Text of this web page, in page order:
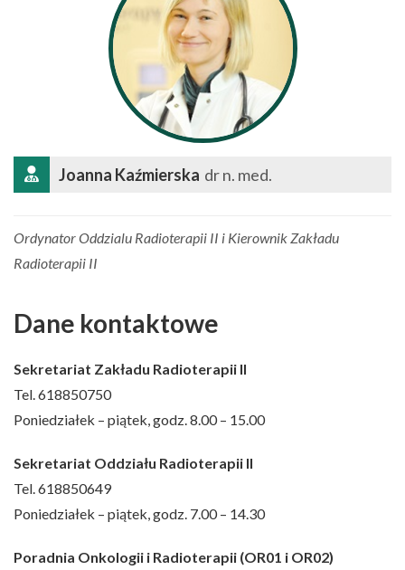
Joanna Kaźmierska dr n. med.
Ordynator Oddzialu Radioterapii II i Kierownik Zakładu
Radioterapii II
Dane kontaktowe
Sekretariat Zakładu Radioterapii II
Tel. 618850750
Poniedziałek – piątek, godz. 8.00 – 15.00
Sekretariat Oddziału Radioterapii II
Tel. 618850649
Poniedziałek – piątek, godz. 7.00 – 14.30
Poradnia Onkologii i Radioterapii (OR01 i OR02)